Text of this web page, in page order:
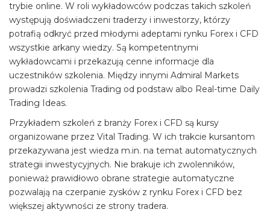
trybie online. W roli wykładowców podczas takich szkoleń
występują doświadczeni traderzy i inwestorzy, którzy
potrafią odkryć przed młodymi adeptami rynku Forex i CFD
wszystkie arkany wiedzy. Są kompetentnymi
wykładowcami i przekazują cenne informacje dla
uczestników szkolenia. Między innymi Admiral Markets
prowadzi szkolenia Trading od podstaw albo Real-time Daily
Trading Ideas.
Przykładem szkoleń z branży Forex i CFD są kursy
organizowane przez Vital Trading. W ich trakcie kursantom
przekazywana jest wiedza m.in. na temat automatycznych
strategii inwestycyjnych. Nie brakuje ich zwolenników,
ponieważ prawidłowo obrane strategie automatyczne
pozwalają na czerpanie zysków z rynku Forex i CFD bez
większej aktywności ze strony tradera.